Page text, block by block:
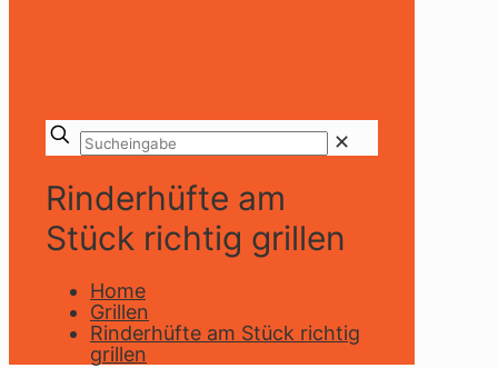
✕
Rinderhüfte am
Stück richtig grillen
Home
Grillen
Rinderhüfte am Stück richtig
grillen